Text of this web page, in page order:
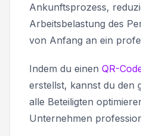
Ankunftsprozess,
Arbeitsbelastung des
von Anfang an ein
Indem du einen QR-
erstellst, kannst du den
alle Beteiligten
Unternehmen